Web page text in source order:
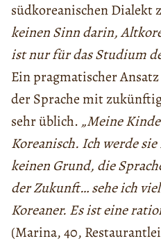
südkoreanischen Dialekt
keinen Sinn darin,
ist nur für das Studium
Ein pragmatischer
der Sprache mit
sehr üblich. „Meine
Koreanisch. Ich werde
keinen Grund, die
der Zukunft… sehe ich
Koreaner. Es ist eine
(Marina, 40,